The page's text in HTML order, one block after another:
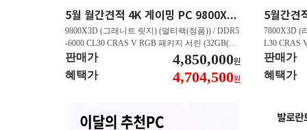
5월 월간견적 4K 게이밍 PC 9800X3D RTX 5070 Ti GY508
9800X3D (그래니트 릿지) (멀티팩(정품)) / DDR5
-6000 CL30 CRAS V RGB 패키지 서린 (32GB(16
Gx2)) / B850M AORUS ELITE WIFI6E 피씨디렉
트 / 지포스 RTX 5070 Ti GAMING OC D7 16GB
피씨디렉트 / EXCERIA 히트싱크 M.2 NVMe (2T
판매가 4,850,000원
혜택가 4,704,500원
7800X3D (
L30 CRAS
B850M
스 RTX
A 히트싱크
판매가
혜택가